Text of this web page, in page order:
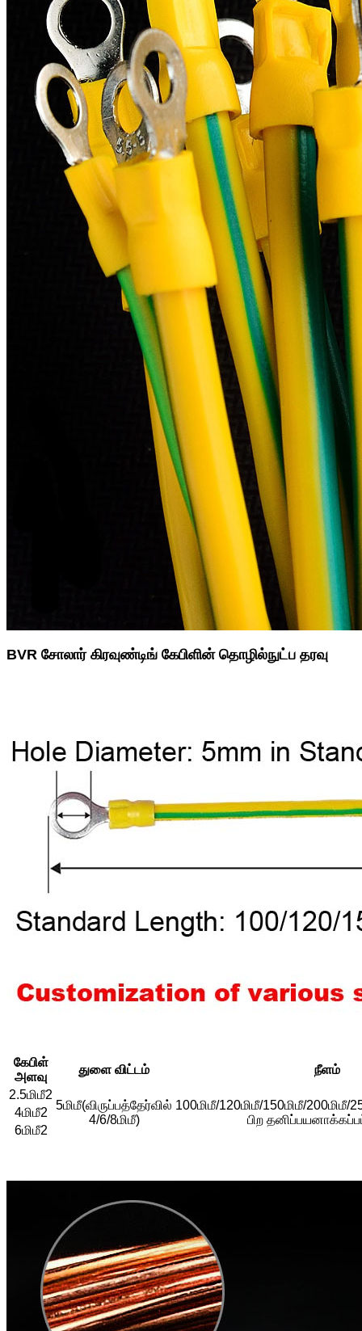
BVR சோலார் கிரவுண்டிங் கேபிளின் தொழில்நுட்ப தரவு
கேபிள்
அளவு
துளை விட்டம்
நீளம்
2.5மிமீ2
5மிமீ(விருப்பத்தேர்வில்
4/6/8மிமீ)
100மிமீ/120மிமீ/150மிமீ/200மிமீ/
பிற
4மிமீ2
6மிமீ2